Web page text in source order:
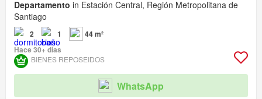
Departamento in Estación Central, Región Metropolitana de
Santiago
2 1
44 m²
Hace 30+ días
BIENES REPOSEIDOS
WhatsApp